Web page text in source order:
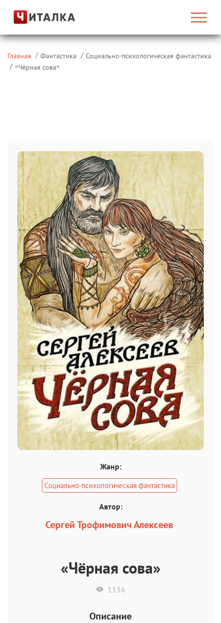
Главная Фантастика
Социально-психологическая фантастика
«Чёрная сова»
Жанр:
Социально-психологическая фантастика
Автор:
Сергей Трофимович Алексеев
«Чёрная сова»
1136
Описание